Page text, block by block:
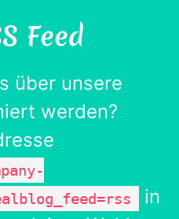
Feed
über unsere
werden?
in